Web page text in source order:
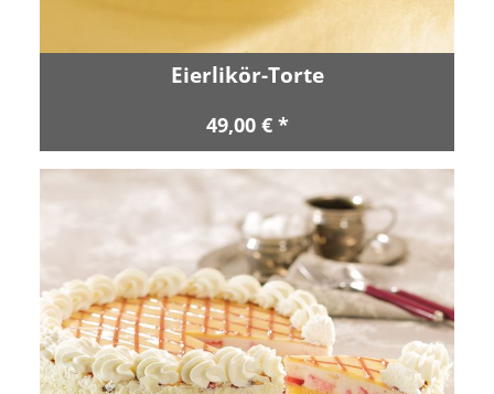
Eierlikör-Torte
49,00 € *